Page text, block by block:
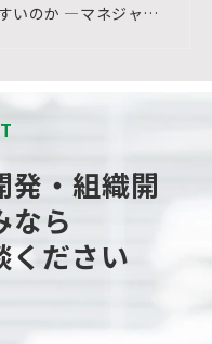
いのか ―マネジャー
発・組織開
なら
ください